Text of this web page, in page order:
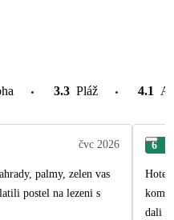
3.3 Pláž 4.1
čvc 2026
palmy, zelen vas
postel na lezeni s
6
Hotel R2 Rio Calma byl
dali